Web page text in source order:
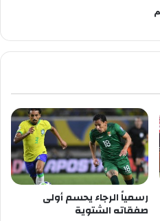
رسمياً الرجاء يحسم أولى
صفقاته الشتوية